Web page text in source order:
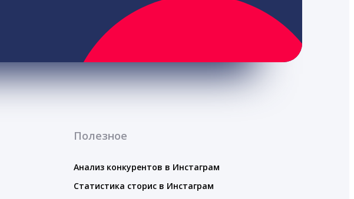
Полезное
Анализ конкурентов в Инстаграм
Статистика сторис в Инстаграм